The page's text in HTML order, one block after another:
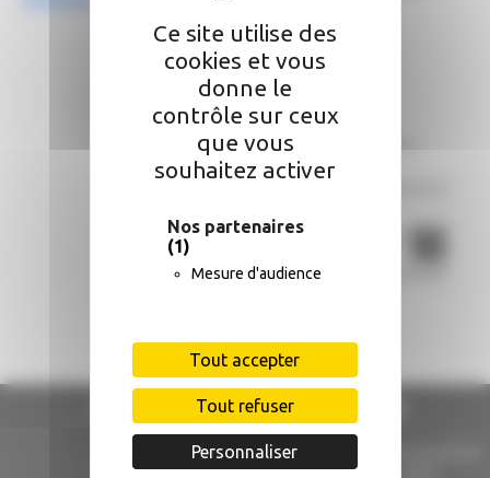
Ce site utilise des
cookies et vous
donne le
contrôle sur ceux
que vous
souhaitez activer
Nos partenaires
(1)
Mesure d'audience
Tout accepter
Tout refuser
Personnaliser
Mairie de Comberouger
3 rue du Barrounet
Lundi : 16h00 à 18h00 (ouverture
au public) - 08h45 à 18h00